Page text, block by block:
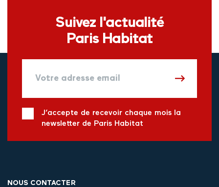
Suivez l'actualité
Paris Habitat
J’accepte de recevoir chaque mois la
newsletter de Paris Habitat
NOUS CONTACTER